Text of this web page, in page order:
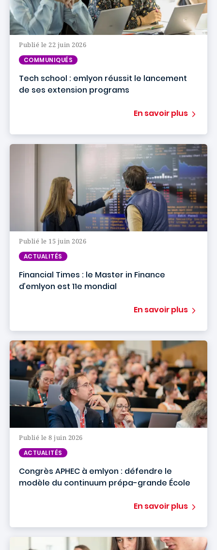
Publié le 22 juin 2026
COMMUNIQUÉS
Tech school : emlyon réussit le lancement
de ses extension programs
En savoir plus
Publié le 15 juin 2026
ACTUALITÉS
Financial Times : le Master in Finance
d’emlyon est 11e mondial
En savoir plus
Publié le 8 juin 2026
ACTUALITÉS
Congrès APHEC à emlyon : défendre le
modèle du continuum prépa-grande École
En savoir plus